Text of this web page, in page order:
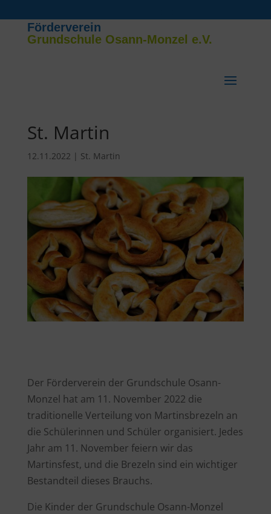
Förderverein
Grundschule Osann-Monzel e.V.
St. Martin
12.11.2022 | St. Martin
Der Förderverein der Grundschule Osann-
Monzel hat am 11. November 2022 die
traditionelle Verteilung von Martinsbrezeln an
die Schülerinnen und Schüler organisiert. Jedes
Jahr am 11. November feiern wir das
Martinsfest, und die Brezeln sind ein wichtiger
Bestandteil dieses Brauchs.
Die Kinder der Grundschule Osann-Monzel